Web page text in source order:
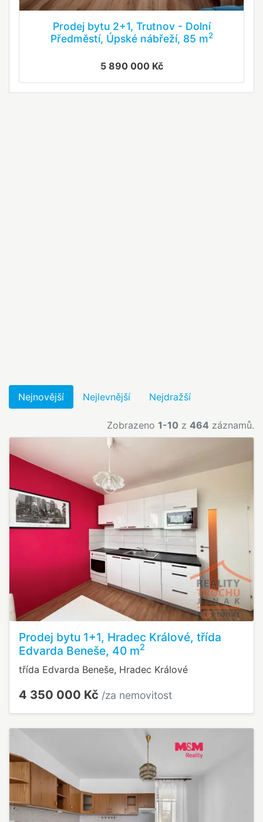
Prodej bytu 2+1, Trutnov - Dolní
Předměstí, Úpské nábřeží, 85 m2
5 890 000 Kč
Nejnovější Nejlevnější Nejdražší
Zobrazeno 1-10 z 464 záznamů.
Prodej bytu 1+1, Hradec Králové, třída
Edvarda Beneše, 40 m2
třída Edvarda Beneše, Hradec Králové
4 350 000 Kč /za nemovitost